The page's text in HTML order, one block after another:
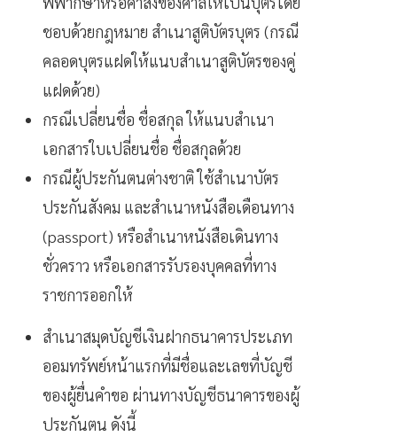
ชอบด้วยกฎหมาย สำเนาสูติบัตรบุตร (กรณี
คลอดบุตรแฝดให้แนบสำเนาสูติบัตรของคู่
แฝดด้วย)
กรณีเปลี่ยนชื่อ ชื่อสกุล ให้แนบสำเนา
เอกสารใบเปลี่ยนชื่อ ชื่อสกุลด้วย
กรณีผู้ประกันตนต่างชาติ ใช้สำเนาบัตร
ประกันสังคม และสำเนาหนังสือเดือนทาง
(passport) หรือสำเนาหนังสือเดินทาง
ชั่วคราว หรือเอกสารรับรองบุคคลที่ทาง
ราชการออกให้
สำเนาสมุดบัญชีเงินฝากธนาคารประเภท
ออมทรัพย์หน้าแรกที่มีชื่อและเลขที่บัญชี
ของผู้ยื่นคำขอ ผ่านทางบัญชีธนาคารของผู้
ประกันตน ดังนี้